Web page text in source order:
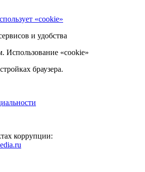
«cookie»
и удобства
Использование «cookie»
браузера.
коррупции: